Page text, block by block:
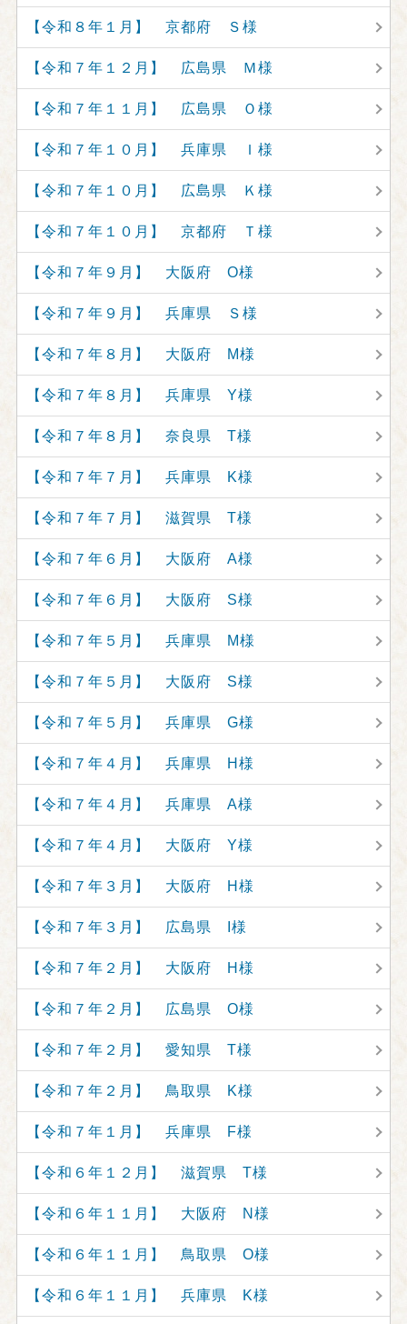
【令和８年１月】 京都府 Ｓ様
【令和７年１２月】 広島県 Ｍ様
【令和７年１１月】 広島県 Ｏ様
【令和７年１０月】 兵庫県 Ｉ様
【令和７年１０月】 広島県 Ｋ様
【令和７年１０月】 京都府 Ｔ様
【令和７年９月】 大阪府 O様
【令和７年９月】 兵庫県 Ｓ様
【令和７年８月】 大阪府 M様
【令和７年８月】 兵庫県 Y様
【令和７年８月】 奈良県 T様
【令和７年７月】 兵庫県 K様
【令和７年７月】 滋賀県 T様
【令和７年６月】 大阪府 A様
【令和７年６月】 大阪府 S様
【令和７年５月】 兵庫県 M様
【令和７年５月】 大阪府 S様
【令和７年５月】 兵庫県 G様
【令和７年４月】 兵庫県 H様
【令和７年４月】 兵庫県 A様
【令和７年４月】 大阪府 Y様
【令和７年３月】 大阪府 H様
【令和７年３月】 広島県 I様
【令和７年２月】 大阪府 H様
【令和７年２月】 広島県 O様
【令和７年２月】 愛知県 T様
【令和７年２月】 鳥取県 K様
【令和７年１月】 兵庫県 F様
【令和６年１２月】 滋賀県 T様
【令和６年１１月】 大阪府 N様
【令和６年１１月】 鳥取県 O様
【令和６年１１月】 兵庫県 K様